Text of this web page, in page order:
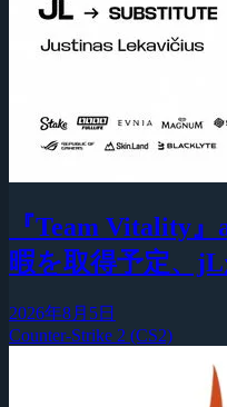
『Team Vitality
暇を取得予定、
2026年8月5日
Counter-Strike 2 (CS2)